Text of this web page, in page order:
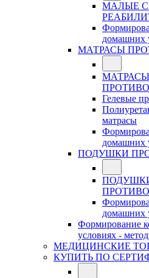
МАЛЫЕ
домашних
МАТРАСЫ
МАТРАСЫ
Гелевые
матрасы
домашних
ПОДУШКИ
домашних
Формирование
условиях -
МЕДИЦИНСКИЕ
КУПИТЬ ПО